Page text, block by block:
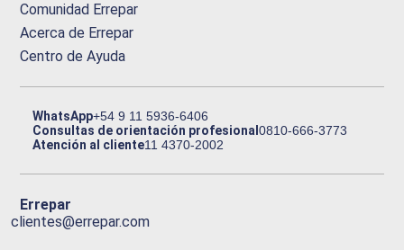
Comunidad Errepar
Acerca de Errepar
Centro de Ayuda
WhatsApp+54 9 11 5936-6406
Consultas de orientación profesional0810-666-3773
Atención al cliente11 4370-2002
Errepar
clientes@errepar.com